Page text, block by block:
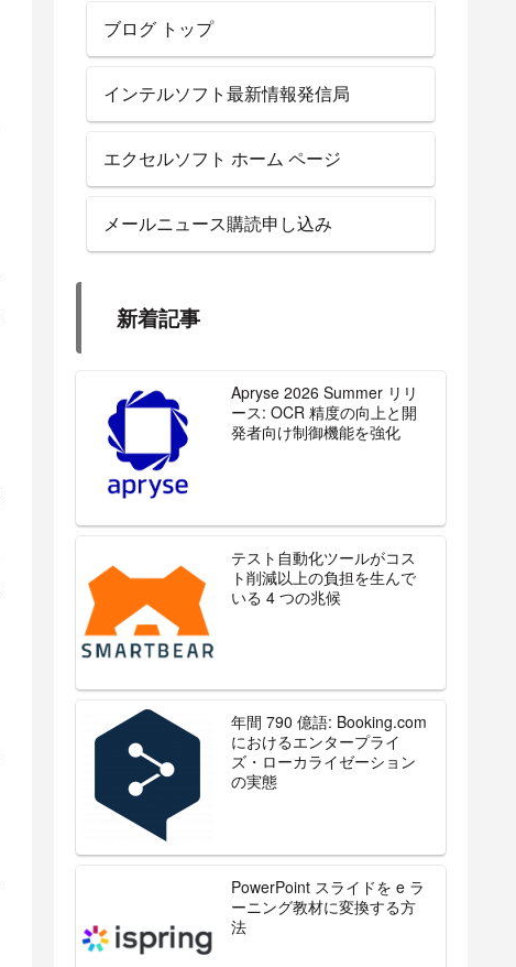
ブログ トップ
インテルソフト最新情報発信局
エクセルソフト ホーム ページ
メールニュース購読申し込み
新着記事
Apryse 2026 Summer リリ
ース: OCR 精度の向上と開
発者向け制御機能を強化
テスト自動化ツールがコス
ト削減以上の負担を生んで
いる 4 つの兆候
年間 790 億語: Booking.com
におけるエンタープライ
ズ・ローカライゼーション
の実態
PowerPoint スライドを e ラ
ーニング教材に変換する方
法